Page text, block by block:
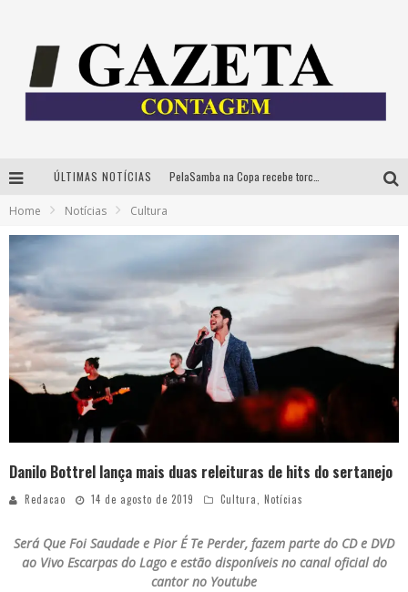
ÚLTIMAS NOTÍCIAS
Home Notícias Cultura
Danilo Bottrel lança mais duas releituras de hits do sertanejo
Redacao 14 de agosto de 2019 Cultura, Notícias
Será Que Foi Saudade e Pior É Te Perder, fazem parte do CD e DVD
ao Vivo Escarpas do Lago e estão disponíveis no canal oficial do
cantor no Youtube